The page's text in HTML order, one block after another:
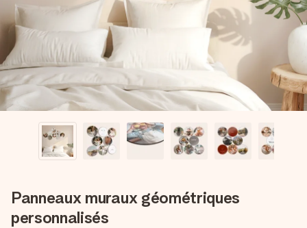
Créez quelque chose d’unique en quelques étapes – avec
son prénom, votre photo ou un message qui touche le cœur.
Sans complications, juste tout l’amour pour le moment idéal.
Panneaux muraux géométriques
personnalisés